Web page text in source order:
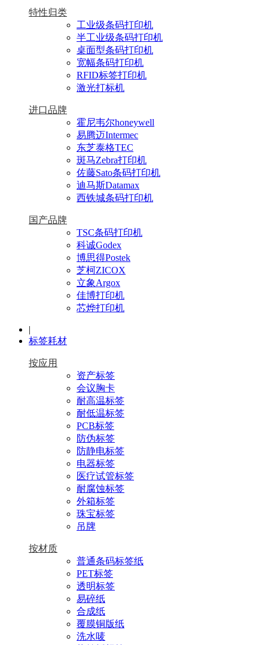
特性归类
工业级条码打印机
半工业级条码打印机
桌面型条码打印机
宽幅条码打印机
RFID标签打印机
激光打标机
进口品牌
霍尼韦尔honeywell
易腾迈Intermec
东芝泰格TEC
斑马Zebra打印机
佐藤Sato条码打印机
迪马斯Datamax
西铁城条码打印机
国产品牌
TSC条码打印机
科诚Godex
博思得Postek
芝柯ZICOX
立象Argox
佳博打印机
芯烨打印机
|
标签耗材
按应用
资产标签
会议胸卡
耐高温标签
耐低温标签
PCB标签
防伪标签
防静电标签
电器标签
医疗试管标签
耐腐蚀标签
外箱标签
珠宝标签
吊牌
按材质
普通条码标签纸
PET标签
透明标签
易碎纸
合成纸
覆膜铜版纸
洗水唛